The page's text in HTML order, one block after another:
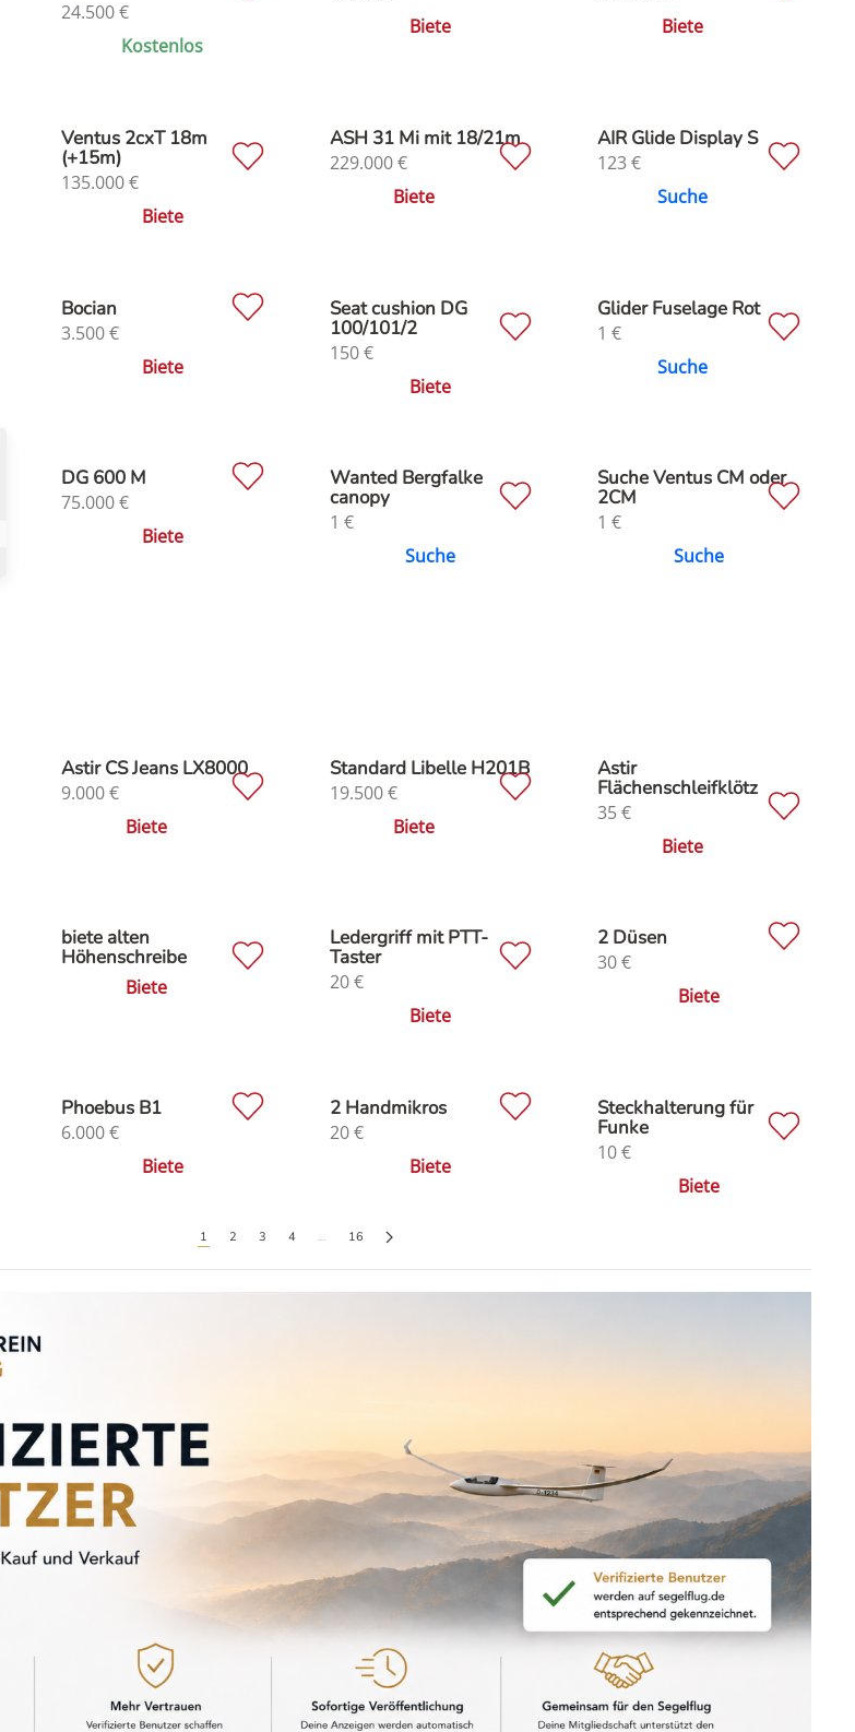
24.500€
Kostenlos
Biete
Biete
Ventus 2cxT 18m
(+15m)
135.000€
Biete
ASH 31 Mi mit 18/21m
229.000 €
Biete
AIR Glide Display S
123 €
Suche
Bocian
3.500€
Biete
Seat cushion DG
100/101/2
150 €
Biete
Glider Fuselage Rot
1 €
Suche
DG 600 M
75.000€
Biete
Wanted Bergfalke
canopy
1 €
Suche
Suche Ventus CM oder
2CM
1 €
Suche
Astir CS Jeans LX8000
9.000€
Biete
Standard Libelle H201B
19.500 €
Biete
Astir
Flächenschleifklötz
35€
Biete
biete alten
Höhenschreibe
Biete
Ledergriff mit PTT-
Taster
20 €
Biete
2 Düsen
30€
Biete
Phoebus B1
6.000€
Biete
2 Handmikros
20 €
Biete
Steckhalterung für
Funke
10€
Biete
1 2 3 4 … 16